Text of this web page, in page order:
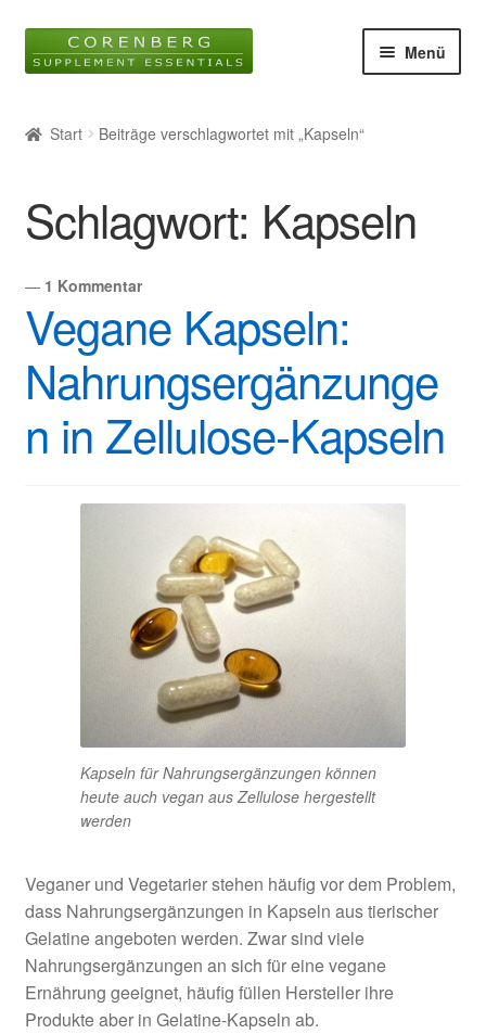
Navigation
Inhalt
Menü
Blog
Wissen
Glossar
Kontakt
Über uns
Start Beiträge verschlagwortet mit „Kapseln“
Schlagwort: Kapseln
— 1 Kommentar
Vegane Kapseln:
Nahrungsergänzunge
n in Zellulose-Kapseln
Kapseln für Nahrungsergänzungen können
heute auch vegan aus Zellulose hergestellt
werden
Veganer und Vegetarier stehen häufig vor dem Problem,
dass Nahrungsergänzungen in Kapseln aus tierischer
Gelatine angeboten werden. Zwar sind viele
Nahrungsergänzungen an sich für eine vegane
Ernährung geeignet, häufig füllen Hersteller ihre
Produkte aber in Gelatine-Kapseln ab.